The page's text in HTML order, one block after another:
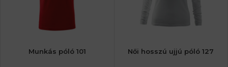
Munkás póló 101 Női hosszú ujjú póló 127